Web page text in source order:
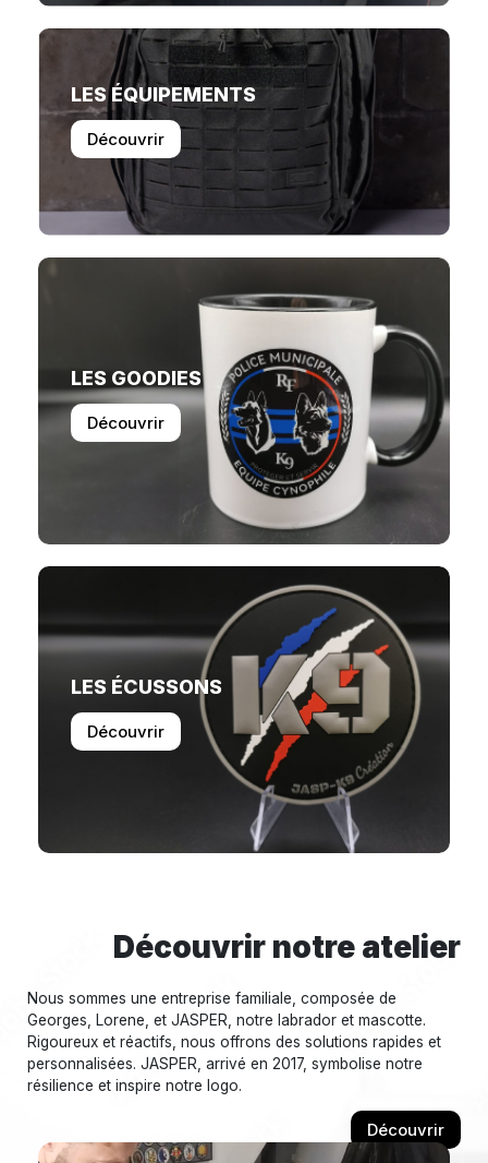
LES ÉQUIPEMENTS
Découvrir
LES GOODIES
Découvrir
LES ÉCUSSONS
Découvrir
Découvrir notre atelier
Nous sommes une entreprise familiale, composée de
Georges, Lorene, et JASPER, notre labrador et mascotte.
Rigoureux et réactifs, nous offrons des solutions rapides et
personnalisées. JASPER, arrivé en 2017, symbolise notre
résilience et inspire notre logo.
Découvrir